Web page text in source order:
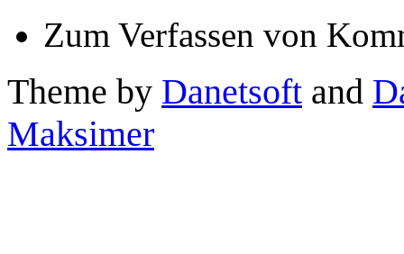
Zum Verfassen von
Theme by Danetsoft and
Maksimer